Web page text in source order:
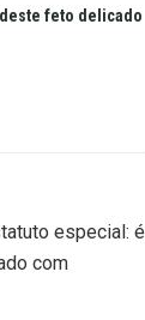
feto delicado
especial: é
com